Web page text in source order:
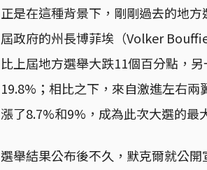
正是在這種背景下，剛剛過去的地
屆政府的州長博菲埃（Volker
比上屆地方選舉大跌11個百分點，
19.8%；相比之下，來自激進左右
漲了8.7%和9%，成為此次大選的最
選舉結果公布後不久，默克爾就公